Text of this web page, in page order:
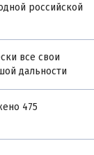
российской
все свои
дальности
475